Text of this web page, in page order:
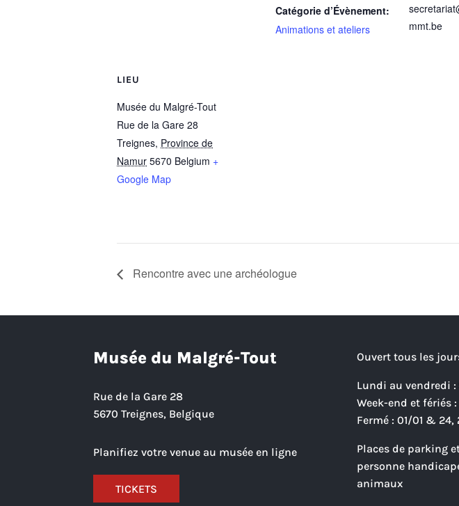
Catégorie d’Évènement:
Animations et ateliers
mmt.be
LIEU
Musée du Malgré-Tout
Rue de la Gare 28
Treignes, Province de
Namur 5670 Belgium +
Google Map
Rencontre avec une archéologue
Musée du Malgré-Tout
Rue de la Gare 28
5670 Treignes, Belgique
Planifiez votre venue au musée en ligne
TICKETS
Ouvert tous les
Lundi au vendredi :
Week-end et fériés
Fermé : 01/01 & 24,
Places de parking
personne
animaux